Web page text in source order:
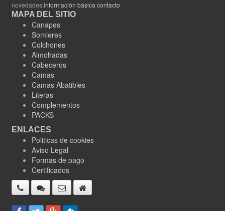
novedades.información básica contacto
MAPA DEL SITIO
Canapes
Somieres
Colchones
Almohadas
Cabeceros
Camas
Camas Abatibles
Literas
Complementos
PACKS
ENLACES
Politicas de cookies
Aviso Legal
Formas de pago
Certificados